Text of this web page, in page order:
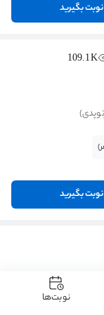
یزد
نوبت بگیرید
109.1K
نوبت بگیرید
نوبت‌ها